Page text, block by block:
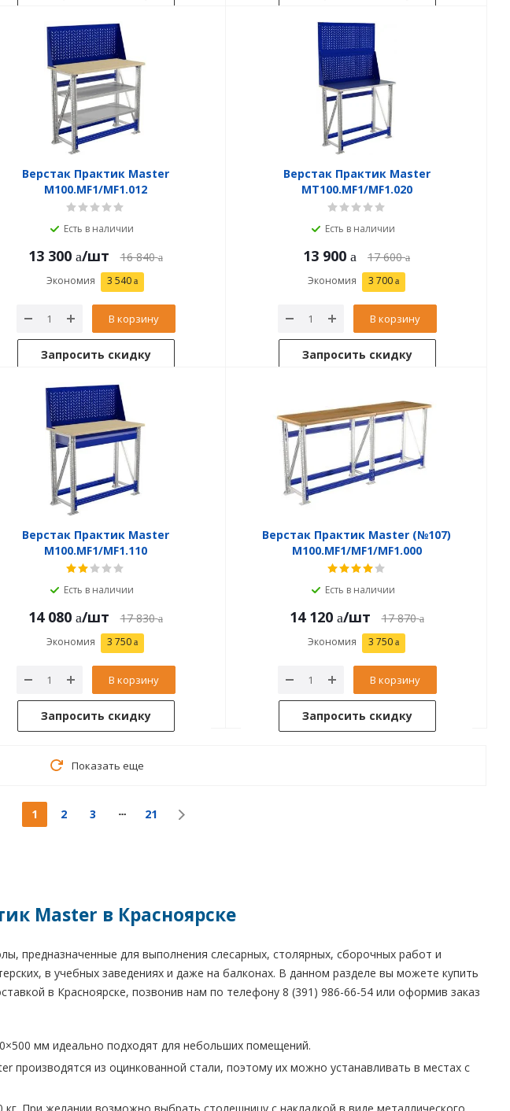
Верстак Практик Master
M100.MF1/MF1.012
Есть в наличии
13 300 /шт 16 840
Экономия 3 540
В корзину
Запросить скидку
Верстак Практик Master
MT100.MF1/MF1.020
Есть в наличии
13 900 17 600
Экономия 3 700
В корзину
Запросить скидку
Верстак Практик Master
M100.MF1/MF1.110
Есть в наличии
14 080 /шт 17 830
Экономия 3 750
В корзину
Запросить скидку
Верстак Практик Master (№107)
M100.MF1/MF1/MF1.000
Есть в наличии
14 120 /шт 17 870
Экономия 3 750
В корзину
Запросить скидку
Показать еще
1 2 3 21
Master в Красноярске
предназначенные для выполнения слесарных, столярных, сборочных работ и
в учебных заведениях и даже на балконах. В данном разделе вы можете купить
в Красноярске, позвонив нам по телефону 8 (391) 986-66-54 или оформив заказ
мм идеально подходят для небольших помещений.
производятся из оцинкованной стали, поэтому их можно устанавливать в местах с